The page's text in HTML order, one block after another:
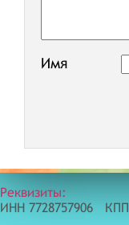
Имя
Реквизиты:
ИНН 7728757906 КПП